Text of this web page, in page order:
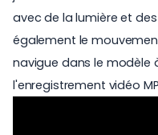
avec de la lumière et
également le
navigue dans le modèle
l'enregistrement vidéo